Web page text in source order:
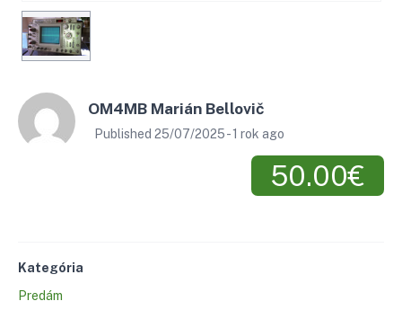
OM4MB Marián Bellovič
Published 25/07/2025 - 1 rok ago
50.00€
Kategória
Predám